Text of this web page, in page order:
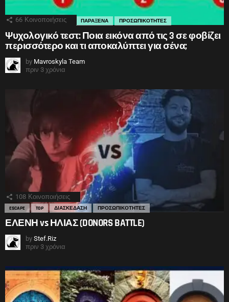
66 Κοινοποιήσεις ΠΑΡΑΞΕΝΑ ΠΡΟΣΩΠΙΚΟΤΗΤΕΣ
Ψυχολογικό τεστ: Ποια εικόνα από τις 3 σε φοβίζει
περισσότερο και τι αποκαλύπτει για σένα;
by Mavroskyla Team
πριν 3 χρόνια
108 Κοινοποιήσεις
ESCAPE TOP ΔΙΑΣΚΕΔΑΣΗ ΠΡΟΣΩΠΙΚΟΤΗΤΕΣ
ΕΛΕΝΗ vs ΗΛΙΑΣ (DONORS BATTLE)
by Stef.Riz
πριν 3 χρόνια